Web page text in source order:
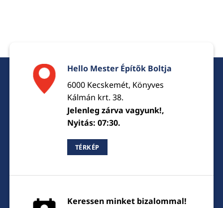
Hello Mester Építők Boltja
6000 Kecskemét, Könyves
Kálmán krt. 38.
Jelenleg zárva vagyunk!,
Nyitás: 07:30.
TÉRKÉP
Keressen minket bizalommal!